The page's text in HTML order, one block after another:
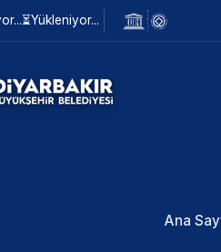
⏳Yükleniyor...
Ana